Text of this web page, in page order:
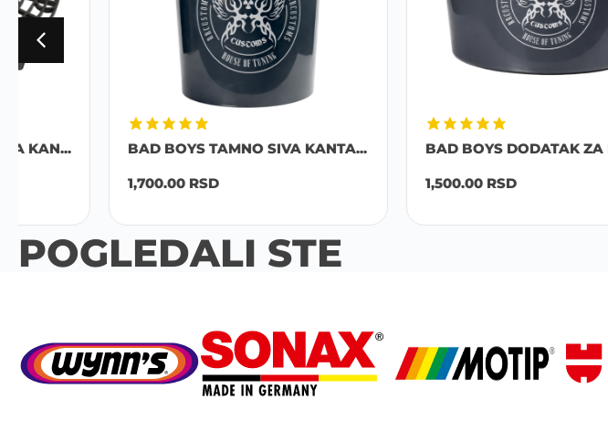
BAD BOYS TAMNO SIVA KANTA...
RSD
BAD BOYS DODATAK ZA KANTU
RSD
POGLEDALI STE